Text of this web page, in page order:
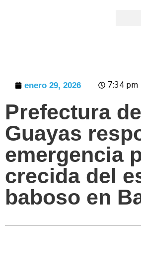
enero 29, 2026 7:34 pm
Prefectura
Guayas
emergencia
crecida del
baboso en